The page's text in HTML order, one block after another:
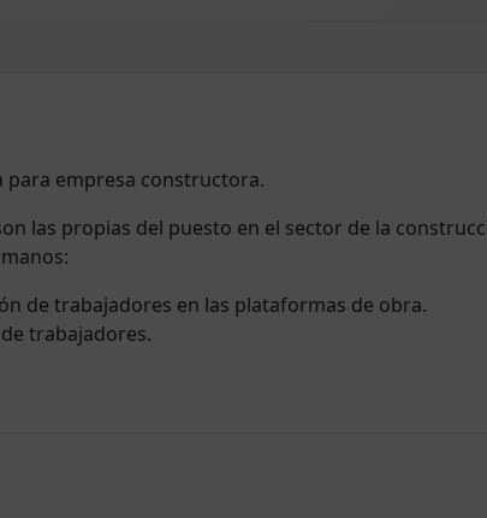
para empresa constructora.
las propias del puesto en el sector de la
de trabajadores en las plataformas de obra.
trabajadores.